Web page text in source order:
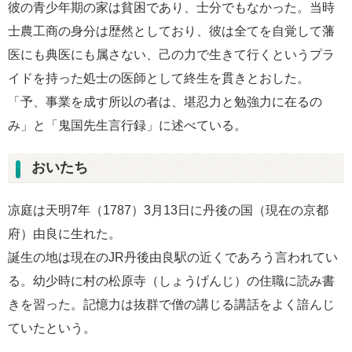
彼の青少年期の家は貧困であり、士分でもなかった。当時
士農工商の身分は歴然としており、彼は全てを自覚して藩
医にも典医にも属さない、己の力で生きて行くというプラ
イドを持った処士の医師として終生を貫きとおした。
「予、事業を成す所以の者は、堪忍力と勉強力に在るの
み」と「鬼国先生言行録」に述べている。
おいたち
凉庭は天明7年（1787）3月13日に丹後の国（現在の京都
府）由良に生れた。
誕生の地は現在のJR丹後由良駅の近くであろう言われてい
る。幼少時に村の松原寺（しょうげんじ）の住職に読み書
きを習った。記憶力は抜群で僧の講じる講話をよく諳んじ
ていたという。